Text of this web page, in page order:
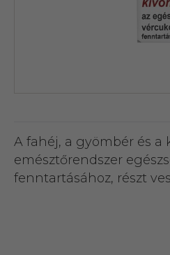
A fahéj, a gyömbér és
emésztőrendszer
fenntartásához, részt